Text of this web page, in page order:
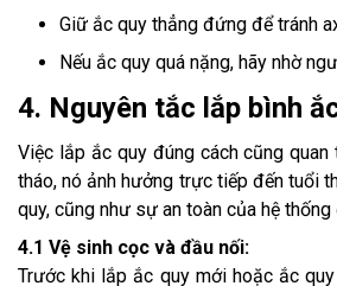
Giữ ắc quy thẳng đứng để tránh
Nếu ắc quy quá nặng, hãy nhờ
4. Nguyên tắc lắp bình
Việc lắp ắc quy đúng cách cũng
tháo, nó ảnh hưởng trực tiếp đến tuổi
quy, cũng như sự an toàn của hệ thống
4.1 Vệ sinh cọc và đầu nối:
Trước khi lắp ắc quy mới hoặc ắc